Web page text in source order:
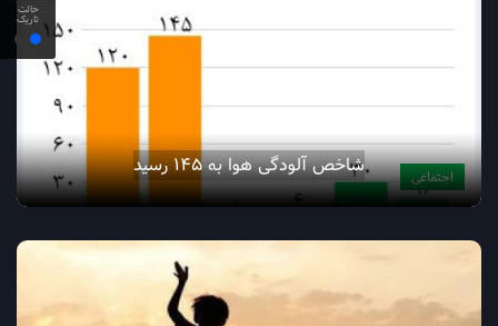
حالت
تاریک
اجتماعی شاخص آلودگی هوا به ۱۴۵ رسید